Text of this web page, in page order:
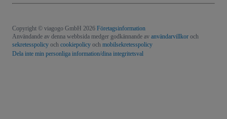
Copyright © viagogo GmbH 2026 Företagsinformation
Användande av denna webbsida medger godkännande av användarvillkor och
sekretesspolicy och cookiepolicy och mobilsekretesspolicy
Dela inte min personliga information/dina integritetsval